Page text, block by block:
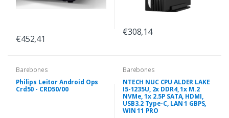
€452,41
€308,14
Barebones
Philips Leitor Android Ops
Crd50 - CRD50/00
Barebones
NTECH NUC CPU ALDER LAKE
I5-1235U, 2x DDR4, 1x M.2
NVMe, 1x 2.5P SATA, HDMI,
USB3.2 Type-C, LAN 1 GBPS,
WIN 11 PRO